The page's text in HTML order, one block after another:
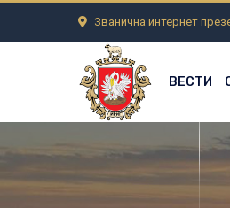
Званична интернет
ВЕСТИ